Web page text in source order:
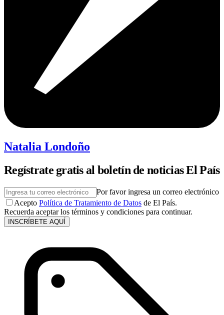
Natalia Londoño
Regístrate gratis al boletín de noticias El País
Por favor ingresa un correo electrónico
Acepto Política de Tratamiento de Datos de El País.
Recuerda aceptar los términos y condiciones para continuar.
INSCRÍBETE AQUÍ